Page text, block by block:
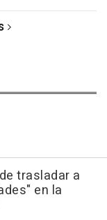
trasladar a
en la